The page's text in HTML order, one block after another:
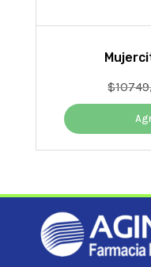
$